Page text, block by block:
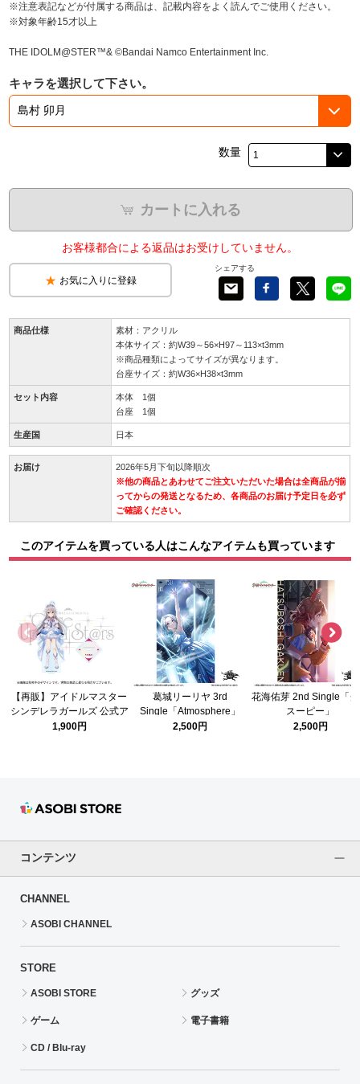
※注意表記などが付属する商品は、記載内容をよく読んでご使用ください。
※対象年齢15才以上
THE IDOLM@STER™& ©Bandai Namco Entertainment Inc.
キャラを選択して下さい。
数量
カートに入れる
お客様都合による返品はお受けしていません。
お気に入りに登録
シェアする
商品仕様
素材：アクリル
本体サイズ：約W39～56×H97～113×t3mm
※商品種類によってサイズが異なります。
台座サイズ：約W36×H38×t3mm
セット内容
本体 1個
台座 1個
生産国 日本
お届け
2026年5月下旬以降順次
※他の商品とあわせてご注文いただいた場合は全商品が揃
ってからの発送となるため、各商品のお届け予定日を必ず
ご確認ください。
このアイテムを買っている人はこんなアイテムも買っています
【再販】アイドルマスター
シンデレラガールズ 公式ア
クリルスタンド 星 輝子
1,900円
葛城リーリヤ 3rd
Single「Atmosphere」
2,500円
花海佑芽 2nd Single「
スーピー」
2,500円
コンテンツ
CHANNEL
ASOBI CHANNEL
STORE
ASOBI STORE グッズ
ゲーム 電子書籍
CD / Blu-ray